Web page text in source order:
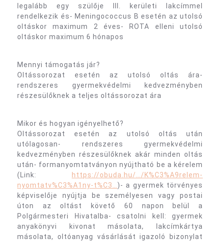
legalább egy szülője III. kerületi lakcímmel
rendelkezik és- Meningococcus B esetén az utolsó
oltáskor maximum 2 éves- ROTA elleni utolsó
oltáskor maximum 6 hónapos
Mennyi támogatás jár?
Oltássorozat esetén az utolsó oltás ára-
rendszeres gyermekvédelmi kedvezményben
részesülőknek a teljes oltássorozat ára
Mikor és hogyan igényelhető?
Oltássorozat esetén az utolsó oltás után
utólagosan- rendszeres gyermekvédelmi
kedvezményben részesülőknek akár minden oltás
után- formanyomtatványon nyújtható be a kérelem
(Link:
https://obuda.hu/…/K%C3%A9relem-
nyomtatv%C3%A1ny-t%C3… )- a gyermek törvényes
képviselője nyújtja be személyesen vagy postai
úton az oltást követő 60 napon belül a
Polgármesteri Hivatalba- csatolni kell: gyermek
anyakönyvi kivonat másolata, lakcímkártya
másolata, oltóanyag vásárlását igazoló bizonylat